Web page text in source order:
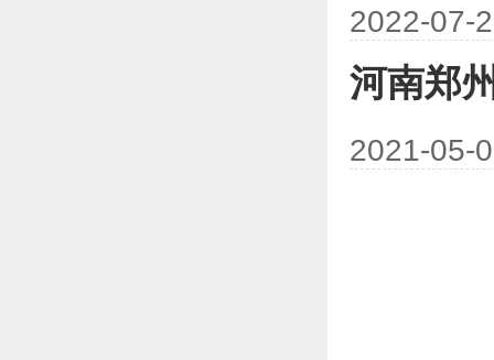
2022-07-
河南郑
2021-05-